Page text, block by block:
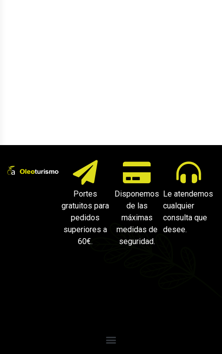
Portes
gratuitos para
pedidos
superiores a
60€.
Disponemos
de las
máximas
medidas de
seguridad.
Le atendemos
cualquier
consulta que
desee.